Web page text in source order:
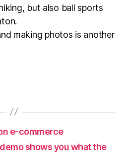
but also ball sports
making photos is another
e-commerce
shows you what the